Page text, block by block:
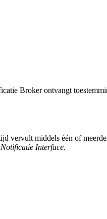
Broker ontvangt
vervult middels één of
Interface.